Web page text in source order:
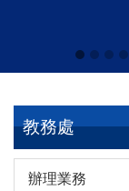
教務處
辦理業務